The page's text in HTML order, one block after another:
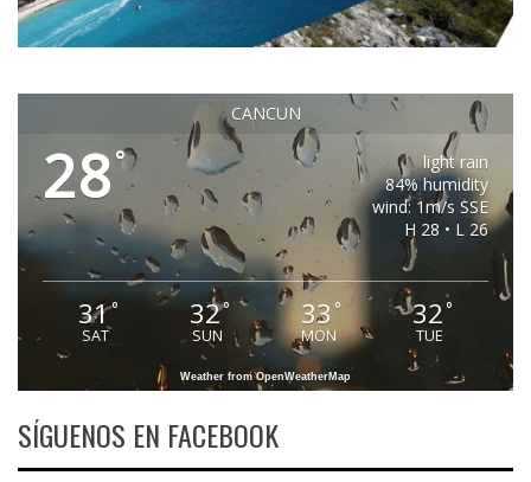
CANCUN
28°
light rain
84% humidity
wind: 1m/s SSE
H 28 • L 26
31°
SAT
32°
SUN
33 °
MON
32°
TUE
Weather from OpenWeatherMap
SÍGUENOS EN FACEBOOK